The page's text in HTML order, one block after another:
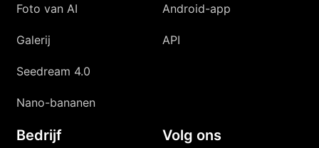
Foto van AI
Galerij
Seedream 4.0
Nano-bananen
Android-app
API
Bedrijf Volg ons